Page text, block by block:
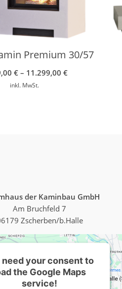
Premium 30/57
€ – 11.299,00€
inkl. MwSt.
der Kaminbau GmbH
Am Bruchfeld 7
Zscherben/b.Halle
need your consent to
the Google Maps
service!